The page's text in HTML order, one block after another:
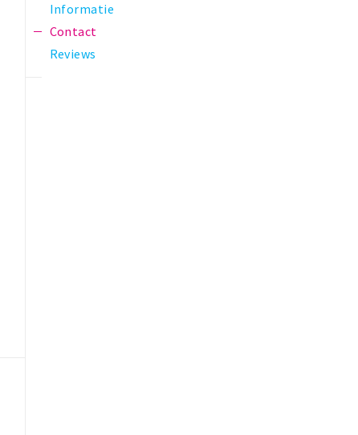
Informatie
Contact
Reviews